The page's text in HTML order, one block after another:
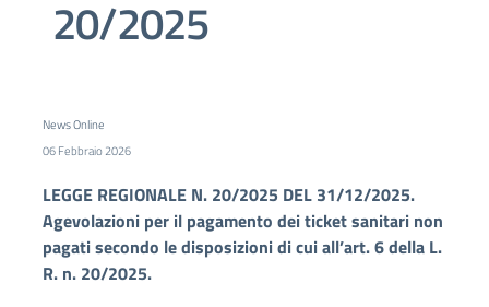
20/2025
News Online
06 Febbraio 2026
LEGGE REGIONALE N. 20/2025 DEL 31/12/2025.
Agevolazioni per il pagamento dei ticket sanitari non
pagati secondo le disposizioni di cui all’art. 6 della L.
R. n. 20/2025.